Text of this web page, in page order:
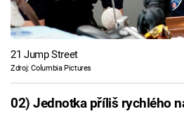
21 Jump Street
Zdroj: Columbia Pictures
02) Jednotka příliš rychlého